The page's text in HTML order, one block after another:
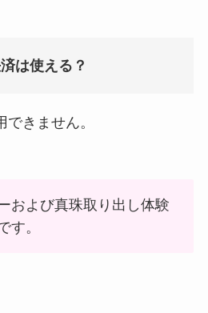
は使える？
きません。
および真珠取り出し体験
す。